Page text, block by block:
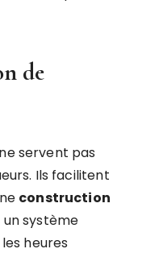
de
servent pas
Ils facilitent
construction
un système
heures